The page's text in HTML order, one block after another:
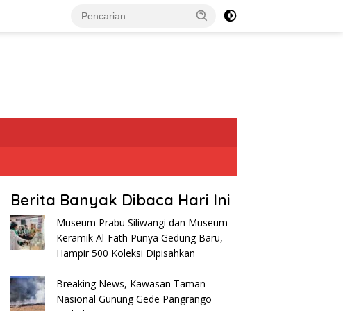
Berita Banyak Dibaca Hari Ini
Museum Prabu Siliwangi dan Museum
Keramik Al-Fath Punya Gedung Baru,
Hampir 500 Koleksi Dipisahkan
Breaking News, Kawasan Taman
Nasional Gunung Gede Pangrango